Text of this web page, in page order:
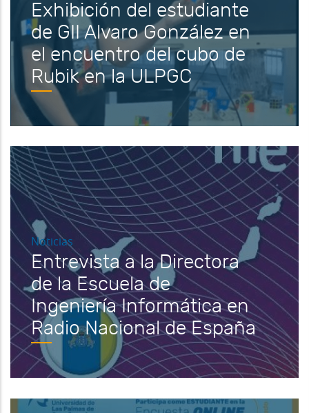
Exhibición del estudiante
de GII Alvaro González en
el encuentro del cubo de
Rubik en la ULPGC
Noticias
Entrevista a la Directora
de la Escuela de
Ingeniería Informática en
Radio Nacional de España